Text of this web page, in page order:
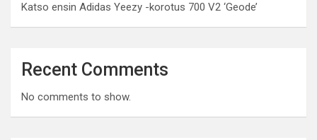
Katso ensin Adidas Yeezy -korotus 700 V2 ‘Geode’
Recent Comments
No comments to show.